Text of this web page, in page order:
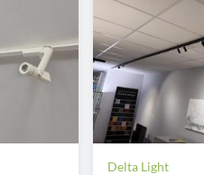
Delta Light